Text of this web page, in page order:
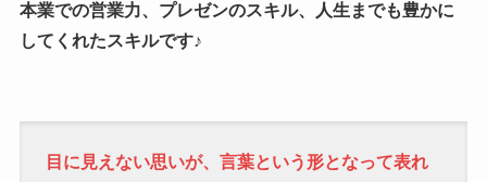
本業での営業力、プレゼンのスキル、人生までも豊かに
してくれたスキルです♪
目に見えない思いが、言葉という形となって表れ